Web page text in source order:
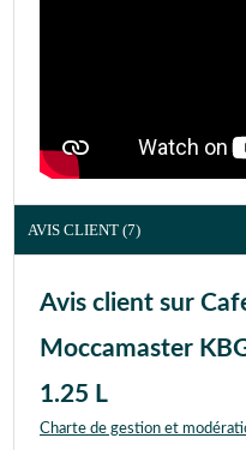
AVIS CLIENT (7)
Avis client sur
Moccamaster
1.25 L
Charte de gestion et